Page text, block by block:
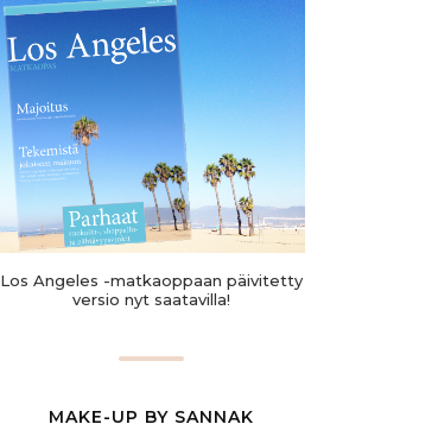
Los Angeles -matkaoppaan päivitetty
versio nyt saatavilla!
MAKE-UP BY SANNAK